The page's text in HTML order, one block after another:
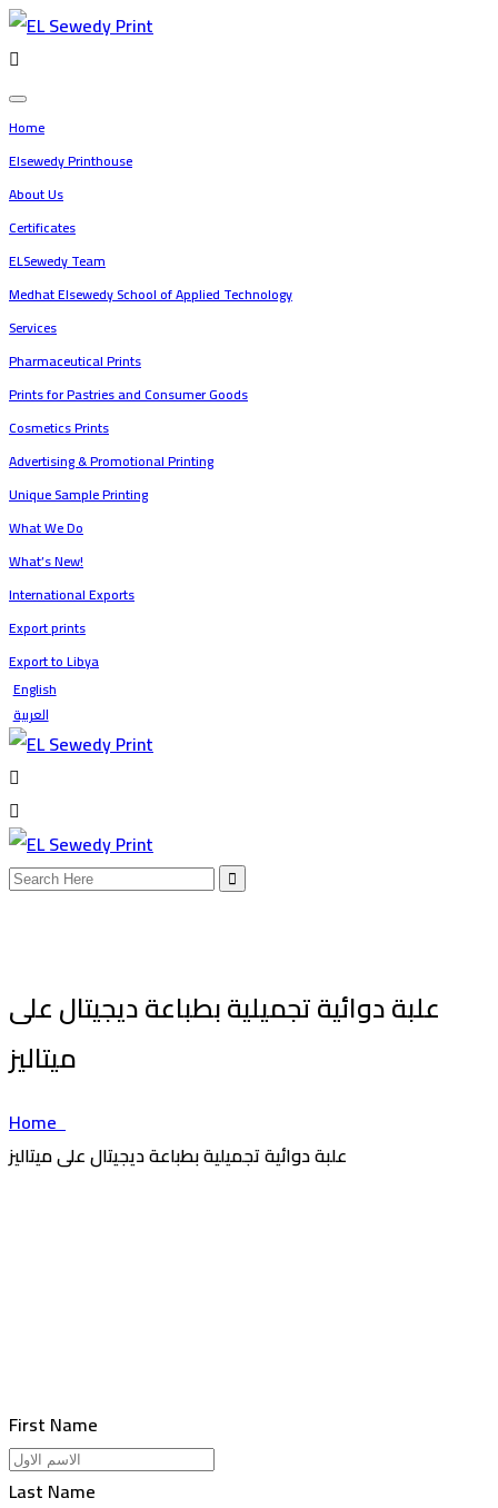
علبة
دوائية
تجميلية
بطباعة
ديجيتال
على
ميتاليز
-
EL
Sewedy
Print
Home
Elsewedy Printhouse
About Us
Certificates
ELSewedy Team
Medhat Elsewedy School of Applied Technology
Services
Pharmaceutical Prints
Prints for Pastries and Consumer Goods
Cosmetics Prints
Advertising & Promotional Printing
Unique Sample Printing
What We Do
What’s New!
International Exports
Export prints
Export to Libya
English
العربية
علبة دوائية تجميلية بطباعة ديجيتال على
ميتاليز
Home
علبة دوائية تجميلية بطباعة ديجيتال على ميتاليز
First Name
Last Name